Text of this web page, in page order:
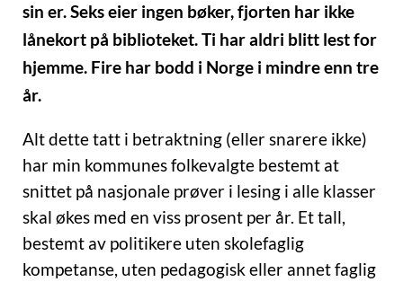
sin er. Seks eier ingen bøker, fjorten har ikke
lånekort på biblioteket. Ti har aldri blitt lest for
hjemme. Fire har bodd i Norge i mindre enn tre
år.
Alt dette tatt i betraktning (eller snarere ikke)
har min kommunes folkevalgte bestemt at
snittet på nasjonale prøver i lesing i alle klasser
skal økes med en viss prosent per år. Et tall,
bestemt av politikere uten skolefaglig
kompetanse, uten pedagogisk eller annet faglig